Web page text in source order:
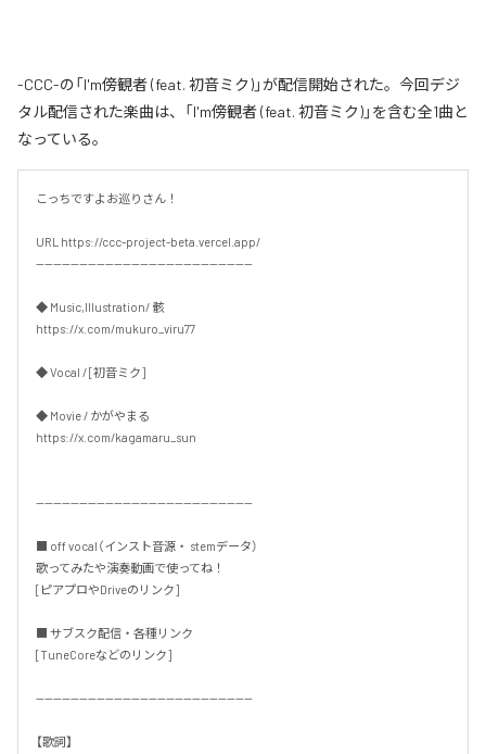
-CCC-の「I'm傍観者 (feat. 初音ミク)」が配信開始された。今回デジ
タル配信された楽曲は、「I'm傍観者 (feat. 初音ミク)」を含む全1曲と
なっている。
こっちですよお巡りさん！
URL https://ccc-project-beta.vercel.app/
--------------------------------------------------
◆ Music,Illustration/ 骸
https://x.com/mukuro_viru77
◆ Vocal / [初音ミク]
◆ Movie / かがやまる
https://x.com/kagamaru_sun
--------------------------------------------------
■ off vocal（インスト音源・ stemデータ）
歌ってみたや演奏動画で使ってね！
[ピアプロやDriveのリンク]
■ サブスク配信・各種リンク
[TuneCoreなどのリンク]
--------------------------------------------------
【歌詞】